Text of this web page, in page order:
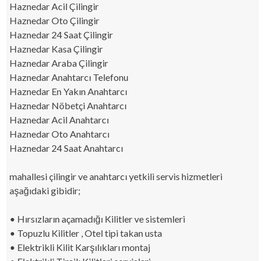
Haznedar Acil Çilingir
Haznedar Oto Çilingir
Haznedar 24 Saat Çilingir
Haznedar Kasa Çilingir
Haznedar Araba Çilingir
Haznedar Anahtarcı Telefonu
Haznedar En Yakın Anahtarcı
Haznedar Nöbetçi Anahtarcı
Haznedar Acil Anahtarcı
Haznedar Oto Anahtarcı
Haznedar 24 Saat Anahtarcı
mahallesi çilingir ve anahtarcı yetkili servis hizmetleri
aşağıdaki gibidir;
• Hırsızların açamadığı Kilitler ve sistemleri
• Topuzlu Kilitler , Otel tipi takan usta
• Elektrikli Kilit Karşılıkları montaj